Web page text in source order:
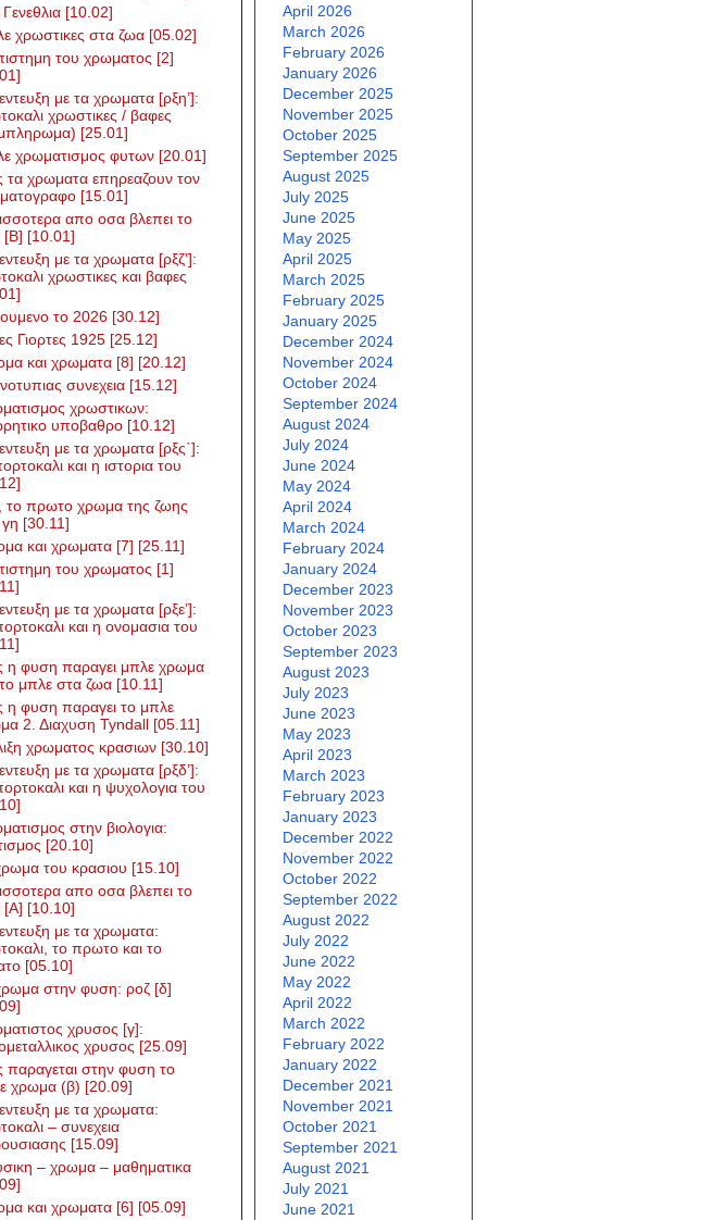
[10.02]
χρωστικες στα ζωα [05.02]
του χρωματος [2]
με τα χρωματα [ρξη’]:
χρωστικες / βαφες
[25.01]
χρωματισμος φυτων [20.01]
τα χρωματα επηρεαζουν τον
[15.01]
απο οσα βλεπει το
[Β] [10.01]
με τα χρωματα [ρξζ’]:
χρωστικες και βαφες
το 2026 [30.12]
Γιορτες 1925 [25.12]
και χρωματα [8] [20.12]
συνεχεια [15.12]
χρωστικων:
υποβαθρο [10.12]
με τα χρωματα [ρξς΄]:
και η ιστορια του
το πρωτο χρωμα της ζωης
[30.11]
και χρωματα [7] [25.11]
του χρωματος [1]
με τα χρωματα [ρξε’]:
και η ονομασια του
η φυση παραγει μπλε χρωμα
μπλε στα ζωα [10.11]
η φυση παραγει το μπλε
2. Διαχυση Tyndall [05.11]
χρωματος κρασιων [30.10]
με τα χρωματα [ρξδ’]:
και η ψυχολογια του
στην βιολογια:
[20.10]
του κρασιου [15.10]
απο οσα βλεπει το
[Α] [10.10]
με τα χρωματα:
το πρωτο και το
[05.10]
στην φυση: ροζ [δ]
χρυσος [γ]:
χρυσος [25.09]
παραγεται στην φυση το
χρωμα (β) [20.09]
με τα χρωματα:
– συνεχεια
[15.09]
– χρωμα – μαθηματικα
και χρωματα [6] [05.09]
April 2026
March 2026
February 2026
January 2026
December 2025
November 2025
October 2025
September 2025
August 2025
July 2025
June 2025
May 2025
April 2025
March 2025
February 2025
January 2025
December 2024
November 2024
October 2024
September 2024
August 2024
July 2024
June 2024
May 2024
April 2024
March 2024
February 2024
January 2024
December 2023
November 2023
October 2023
September 2023
August 2023
July 2023
June 2023
May 2023
April 2023
March 2023
February 2023
January 2023
December 2022
November 2022
October 2022
September 2022
August 2022
July 2022
June 2022
May 2022
April 2022
March 2022
February 2022
January 2022
December 2021
November 2021
October 2021
September 2021
August 2021
July 2021
June 2021